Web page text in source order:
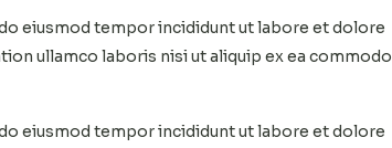
eiusmod tempor incididunt ut labore et dolore
ullamco laboris nisi ut aliquip ex ea commodo
eiusmod tempor incididunt ut labore et dolore